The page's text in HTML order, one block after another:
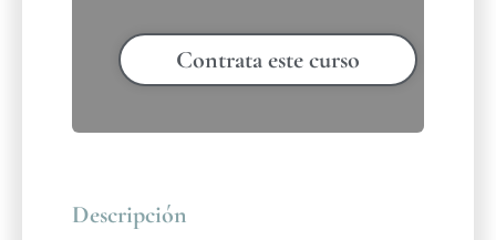
Contrata este curso
Descripción